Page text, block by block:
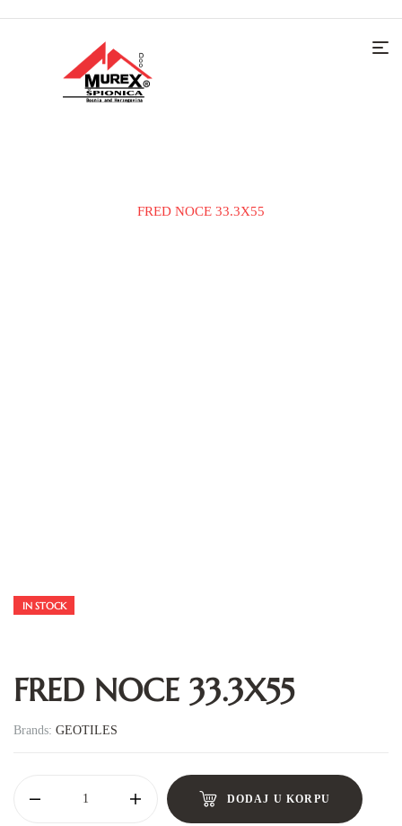
FRED NOCE 33.3X55
IN STOCK
FRED NOCE 33.3X55
Brands: GEOTILES
DODAJ U KORPU